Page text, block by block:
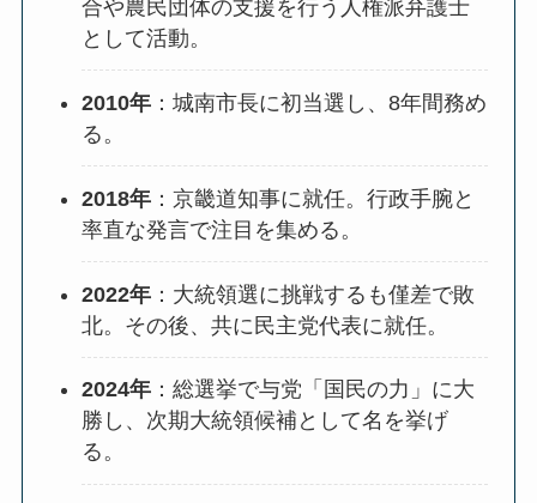
合や農民団体の支援を行う人権派弁護士
として活動。
2010年 ：城南市長に初当選し、8年間務め
る。
2018年 ：京畿道知事に就任。行政手腕と
率直な発言で注目を集める。
2022年 ：大統領選に挑戦するも僅差で敗
北。その後、共に民主党代表に就任。
2024年 ：総選挙で与党「国民の力」に大
勝し、次期大統領候補として名を挙げ
る。